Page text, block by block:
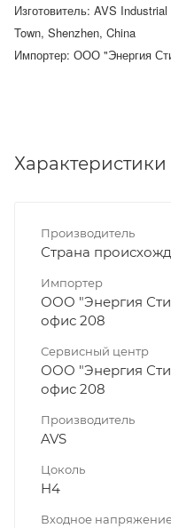
Изготовитель: AVS
Town, Shenzhen, China
Импортер: ООО "Энергия
Характеристики
Производитель
Страна
Импортер
ООО "Энергия
офис 208
Сервисный центр
ООО "Энергия
офис 208
Производитель
AVS
Цоколь
H4
Входное